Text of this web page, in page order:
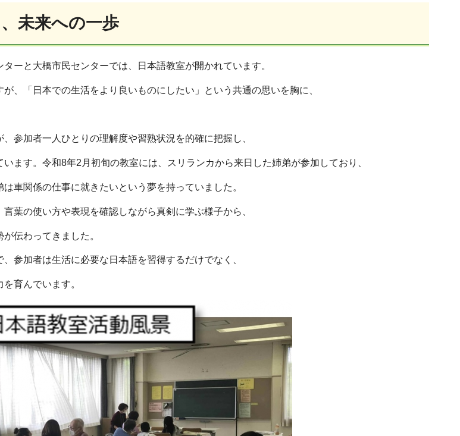
未来への一歩
ーと大橋市民センターでは、日本語教室が開かれています。
、「日本での生活をより良いものにしたい」という共通の思いを胸に、
参加者一人ひとりの理解度や習熟状況を的確に把握し、
ます。令和8年2月初旬の教室には、スリランカから来日した姉弟が参加しており、
車関係の仕事に就きたいという夢を持っていました。
葉の使い方や表現を確認しながら真剣に学ぶ様子から、
伝わってきました。
参加者は生活に必要な日本語を習得するだけでなく、
育んでいます。